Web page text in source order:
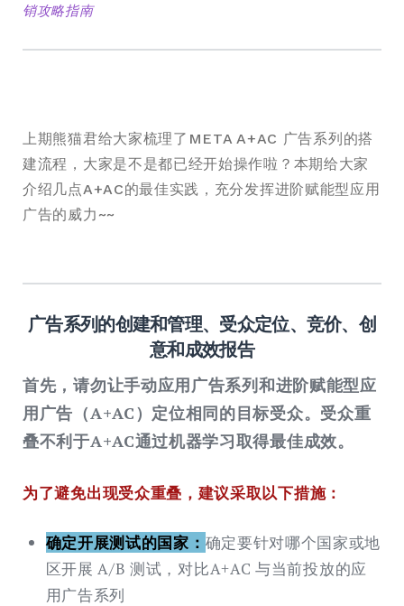
销攻略指南
上期熊猫君给大家梳理了META A+AC 广告系列的搭
建流程，大家是不是都已经开始操作啦？本期给大家
介绍几点A+AC的最佳实践，充分发挥进阶赋能型应用
广告的威力~~
广告系列的创建和管理、受众定位、竞价、创
意和成效报告
首先，请勿让手动应用广告系列和进阶赋能型应
用广告（A+AC）定位相同的目标受众。受众重
叠不利于A+AC通过机器学习取得最佳成效。
为了避免出现受众重叠，建议采取以下措施：
确定开展测试的国家： 确定要针对哪个国家或地
区开展 A/B 测试，对比A+AC 与当前投放的应
用广告系列